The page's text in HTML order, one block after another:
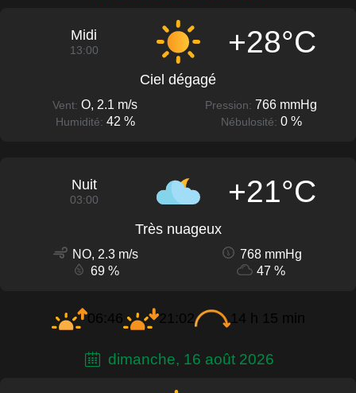
Midi
13:00 +28°C
Ciel dégagé
Vent: O, 2.1 m/s Pression: 766 mmHg
Humidité: 42 % Nébulosité: 0 %
Nuit
03:00 +21°C
Très nuageux
NO, 2.3 m/s
768 mmHg
69 %
47 %
06:46 21:02 14 h 15 min
dimanche, 16 août 2026